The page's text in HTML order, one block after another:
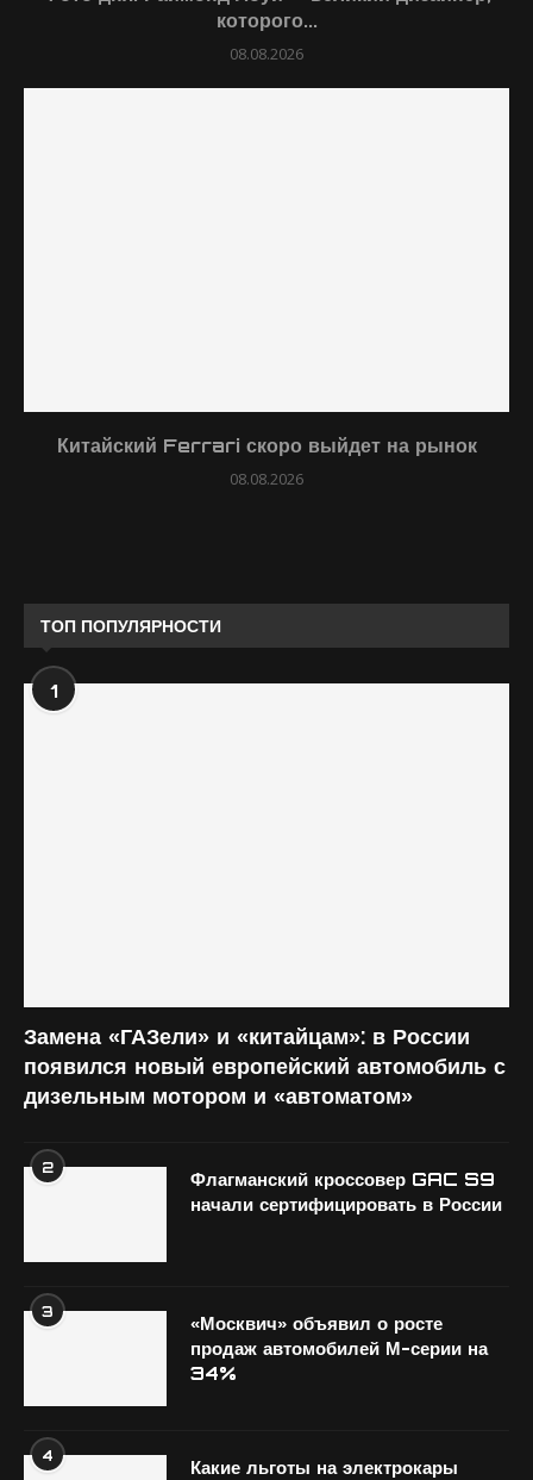
которого...
08.08.2026
Китайский Ferrari скоро выйдет на рынок
08.08.2026
ТОП ПОПУЛЯРНОСТИ
1
Замена «ГАЗели» и «китайцам»: в России
появился новый европейский автомобиль с
дизельным мотором и «автоматом»
2
Флагманский кроссовер GAC S9
начали сертифицировать в России
3
«Москвич» объявил о росте
продаж автомобилей М-серии на
34%
4
Какие льготы на электрокары